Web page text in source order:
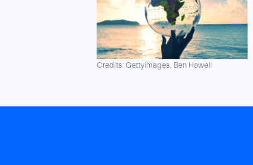
Credits: Gettyimages, Ben Howell